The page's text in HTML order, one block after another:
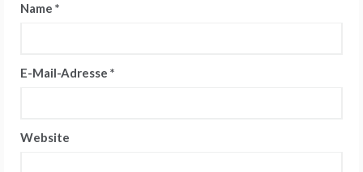
Name *
E-Mail-Adresse *
Website